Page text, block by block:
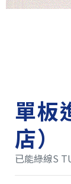
單板
店）
已能綠線S